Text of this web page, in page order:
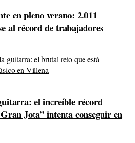
en pleno verano: 2.011
al récord de trabajadores
el increíble récord
Jota” intenta conseguir en